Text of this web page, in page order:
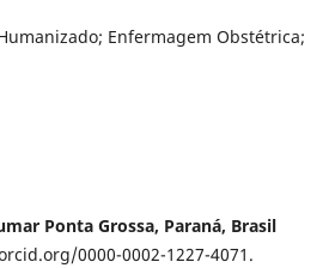
Enfermagem Obstétrica;
Ponta Grossa, Paraná, Brasil
0000-0002-1227-4071.